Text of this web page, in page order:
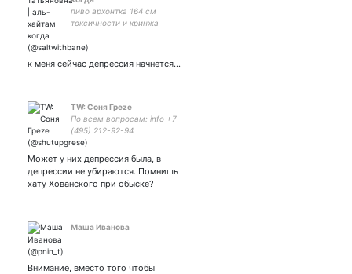
пиво архонтка 164 см
токсичности и кринжа
к меня сейчас депрессия начнется...
TW: Соня Греzе
По всем вопросам: info +7
(495) 212-92-94
Может у них депрессия была, в
депрессии не убираются. Помнишь
хату Хованского при обыске?
Маша Иванова
Внимание, вместо того чтобы